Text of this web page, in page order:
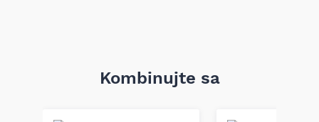
Zemlja uvoza: PolandKombinujte sa